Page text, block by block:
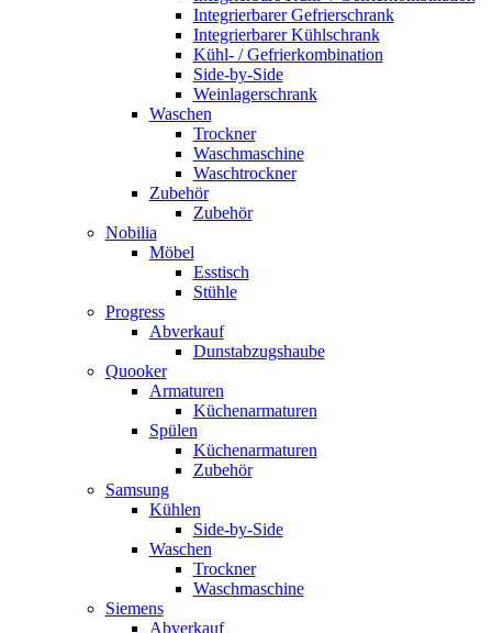
Integrierbarer Gefrierschrank
Integrierbarer Kühlschrank
Kühl- / Gefrierkombination
Side-by-Side
Weinlagerschrank
Waschen
Trockner
Waschmaschine
Waschtrockner
Zubehör
Zubehör
Nobilia
Möbel
Esstisch
Stühle
Progress
Abverkauf
Dunstabzugshaube
Quooker
Armaturen
Küchenarmaturen
Spülen
Küchenarmaturen
Zubehör
Samsung
Kühlen
Side-by-Side
Waschen
Trockner
Waschmaschine
Siemens
Abverkauf